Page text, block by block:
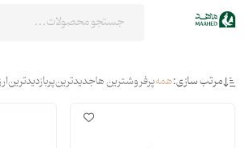
مرتب سازی:همهپرفروشترین هاجدیدترینپربازدیدترین